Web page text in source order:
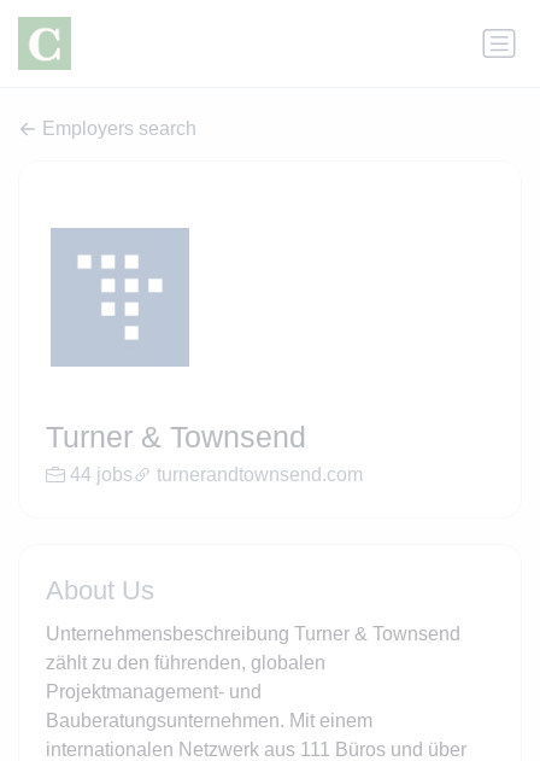
Employers search
Turner & Townsend
44 jobs turnerandtownsend.com
About Us
Unternehmensbeschreibung Turner & Townsend
zählt zu den führenden, globalen
Projektmanagement- und
Bauberatungsunternehmen. Mit einem
internationalen Netzwerk aus 111 Büros und über